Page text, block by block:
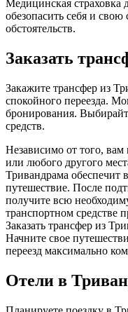
Медицинская страховка
обезопасить себя и
обстоятельств.
Заказать
Закажите трансфер из
спокойного переезда.
бронирования.
средств.
Независимо от того, вам
или любого другого
Тривандрама обеспечит
путешествие. После
получите всю
транспортном средстве
Заказать трансфер из
Начните свое
переезд максимально
Отели в